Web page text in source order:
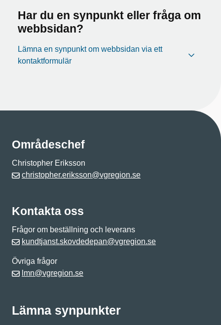
Har du en synpunkt eller fråga om
webbsidan?
Lämna en synpunkt om webbsidan via ett
kontaktformulär
Områdeschef
Christopher Eriksson
christopher.eriksson@vgregion.se
Kontakta oss
Frågor om beställning och leverans
kundtjanst.skovdedepan@vgregion.se
Övriga frågor
lmn@vgregion.se
Lämna synpunkter